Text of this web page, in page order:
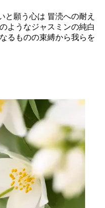
と願う心は 冒涜への耐え
ようなジャスミンの純白
るものの束縛から我らを